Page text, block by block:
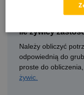
masz dodatkowe
Ile żywicy
Należy obliczyć
odpowiednią do
proste do
żywic.